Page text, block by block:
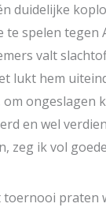
duidelijke
te spelen tegen
valt
lukt hem
ongeslagen
en wel
zeg ik vol
praten